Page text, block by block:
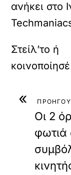
ανήκει στο
«
Οι 2
φωτιά